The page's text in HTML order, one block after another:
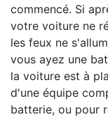
commencé. Si
votre voiture ne
les feux ne
vous ayez une
la voiture est à
d'une équipe
batterie, ou pour